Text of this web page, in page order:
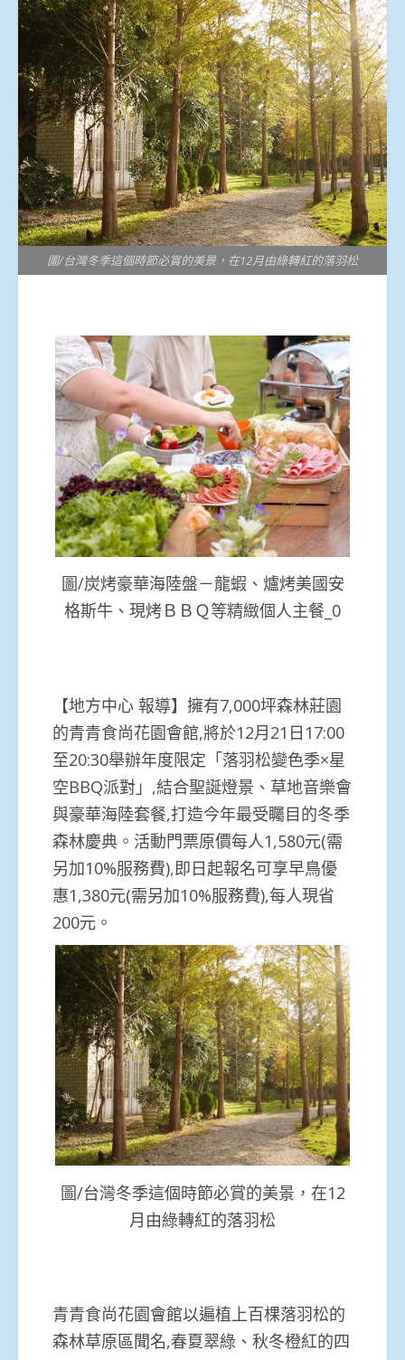
圖/台灣冬季這個時節必賞的美景，在12月由綠轉紅的落羽松
圖/炭烤豪華海陸盤－龍蝦、爐烤美國安
格斯牛、現烤ＢＢＱ等精緻個人主餐_0
【地方中心 報導】擁有7,000坪森林莊園
的青青食尚花園會館,將於12月21日17:00
至20:30舉辦年度限定「落羽松變色季×星
空BBQ派對」,結合聖誕燈景、草地音樂會
與豪華海陸套餐,打造今年最受矚目的冬季
森林慶典。活動門票原價每人1,580元(需
另加10%服務費),即日起報名可享早鳥優
惠1,380元(需另加10%服務費),每人現省
200元。
圖/台灣冬季這個時節必賞的美景，在12
月由綠轉紅的落羽松
青青食尚花園會館以遍植上百棵落羽松的
森林草原區聞名,春夏翠綠、秋冬橙紅的四